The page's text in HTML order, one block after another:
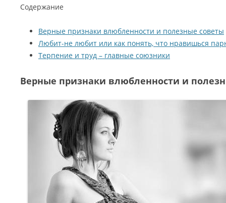
Содержание
Верные признаки влюбленности и полезные советы
Любит-не любит или как понять, что нравишься
Терпение и труд – главные союзники
Верные признаки влюбленности и